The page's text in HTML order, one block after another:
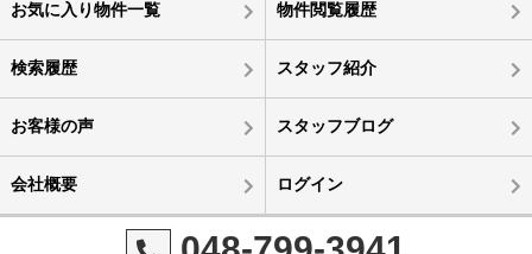
お気に入り物件一覧 物件閲覧履歴
検索履歴 スタッフ紹介
お客様の声 スタッフブログ
会社概要 ログイン